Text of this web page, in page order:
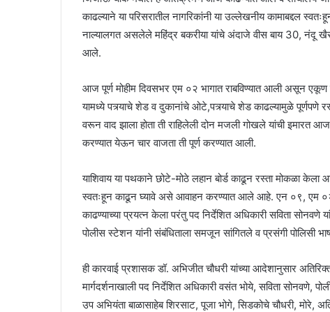
काढल्याने या परिसरातील नागरिकांनी या उल्लेखनीय कामाबद्दल
नाल्यालगत असलेले महिंद्र बकरीया यांचे अंदाजे वीस बाय 30, नंदू
आले.
आज पूर्ण मोहीम दिवसभर एम ०२ भागात राबविण्यात आली असून
यामध्ये पत्र्याचे शेड व दुकानांचे ओटे,पत्र्याचे शेड काढल्यामुळे पूर्णपणे
वरून वाद झाला होता ती राहिलेली दोन मजली गोखले यांची इमारत
करण्यात येऊन चार वाजता ती पूर्ण करण्यात आली.
याशिवाय या पथकाने छोटे-मोठे लहान बोर्ड काढून रस्ता मोकळा
स्वतःहून काढून घ्यावे असे आवाहन करण्यात आले आहे. एन ०९, एम ०२
काढण्याच्या प्रयत्न केला परंतु पद निर्देशित अधिकारी सविता
पोलीस स्टेशन यांनी संबंधिताला समजून सांगितले व प्रसंगी पोलिसी
ही कारवाई प्रशासक डॉ. अभिजीत चौधरी यांच्या आदेशानुसार
मार्गदर्शनाखाली पद निर्देशित अधिकारी वसंत भोये, सविता सोनवणे,
उप अभियंता बाळासाहेब शिरसाट, पूजा भोगे, सिडकोचे चौधरी, मोरे,